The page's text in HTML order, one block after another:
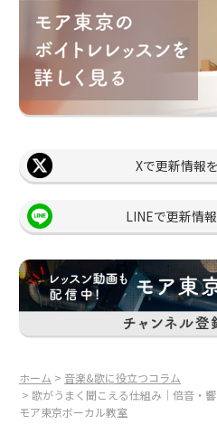
Xで更新情報
LINEで更新情
ホーム > 音楽&歌に役立つコラム
> 歌がうまく聞こえる仕組み｜倍音・
モア東京ボーカル教室